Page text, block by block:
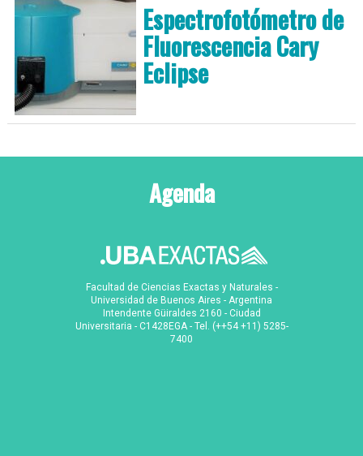
Espectrofotómetro de
Fluorescencia Cary
Eclipse
Agenda
Facultad de Ciencias Exactas y Naturales -
Universidad de Buenos Aires - Argentina
Intendente Güiraldes 2160 - Ciudad
Universitaria - C1428EGA - Tel. (++54 +11) 5285-
7400